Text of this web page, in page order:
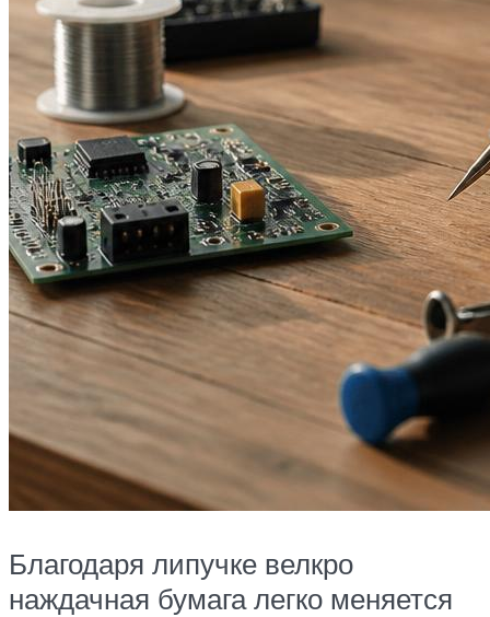
Благодаря липучке велкро
наждачная бумага легко меняется